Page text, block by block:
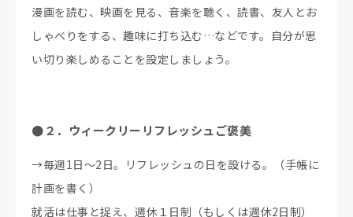
漫画を読む、映画を見る、音楽を聴く、読書、友人とお
しゃべりをする、趣味に打ち込む…などです。自分が思
い切り楽しめることを設定しましょう。
●２．ウィークリーリフレッシュご褒美
→毎週1日～2日。リフレッシュの日を設ける。（手帳に
計画を書く）
就活は仕事と捉え、週休１日制（もしくは週休2日制）